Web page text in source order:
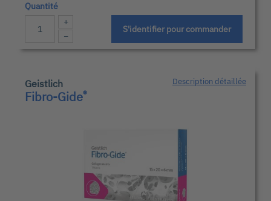
Quantité
+
−
S'identifier pour commander
Geistlich
Fibro-Gide®
Description détaillée